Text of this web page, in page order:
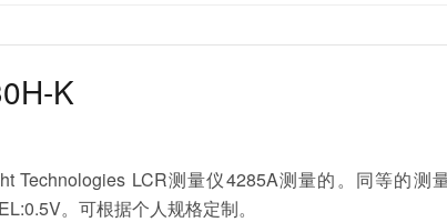
K
Technologies LCR测量仪4285A测量的。同等的
。可根据个人规格定制。